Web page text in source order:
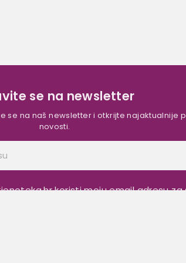
se na newsletter
se na naš newsletter i otkrijte najaktualnije
novosti.
koristi moju email adresu za